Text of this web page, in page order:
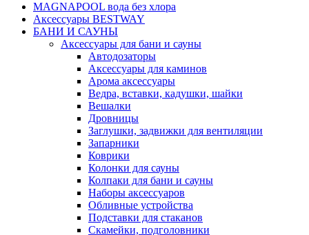
MAGNAPOOL вода без хлора
Аксессуары BESTWAY
БАНИ И САУНЫ
Аксессуары для бани и сауны
Автодозаторы
Аксессуары для каминов
Арома аксессуары
Ведра, вставки, кадушки, шайки
Вешалки
Дровницы
Заглушки, задвижки для вентиляции
Запарники
Коврики
Колонки для сауны
Колпаки для бани и сауны
Наборы аксессуаров
Обливные устройства
Подставки для стаканов
Скамейки, подголовники